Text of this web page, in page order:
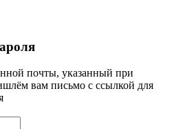
почты, указанный при
вам письмо с ссылкой для